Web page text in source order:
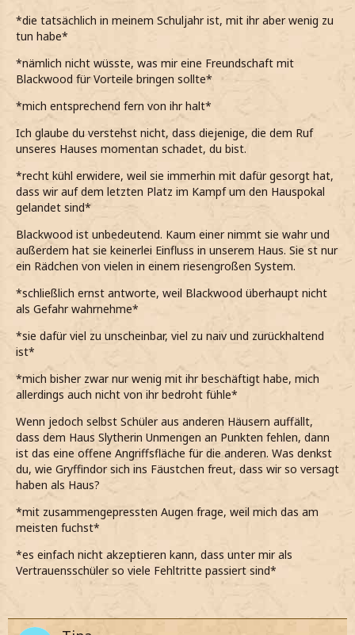
*die tatsächlich in meinem Schuljahr ist, mit ihr aber wenig zu
tun habe*
*nämlich nicht wüsste, was mir eine Freundschaft mit
Blackwood für Vorteile bringen sollte*
*mich entsprechend fern von ihr halt*
Ich glaube du verstehst nicht, dass diejenige, die dem Ruf
unseres Hauses momentan schadet, du bist.
*recht kühl erwidere, weil sie immerhin mit dafür gesorgt hat,
dass wir auf dem letzten Platz im Kampf um den Hauspokal
gelandet sind*
Blackwood ist unbedeutend. Kaum einer nimmt sie wahr und
außerdem hat sie keinerlei Einfluss in unserem Haus. Sie st nur
ein Rädchen von vielen in einem riesengroßen System.
*schließlich ernst antworte, weil Blackwood überhaupt nicht
als Gefahr wahrnehme*
*sie dafür viel zu unscheinbar, viel zu naiv und zurückhaltend
ist*
*mich bisher zwar nur wenig mit ihr beschäftigt habe, mich
allerdings auch nicht von ihr bedroht fühle*
Wenn jedoch selbst Schüler aus anderen Häusern auffällt,
dass dem Haus Slytherin Unmengen an Punkten fehlen, dann
ist das eine offene Angriffsfläche für die anderen. Was denkst
du, wie Gryffindor sich ins Fäustchen freut, dass wir so versagt
haben als Haus?
*mit zusammengepressten Augen frage, weil mich das am
meisten fuchst*
*es einfach nicht akzeptieren kann, dass unter mir als
Vertrauensschüler so viele Fehltritte passiert sind*